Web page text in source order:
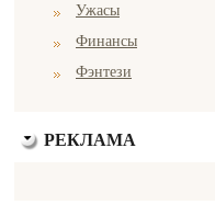
Ужасы
Финансы
Фэнтези
РЕКЛАМА